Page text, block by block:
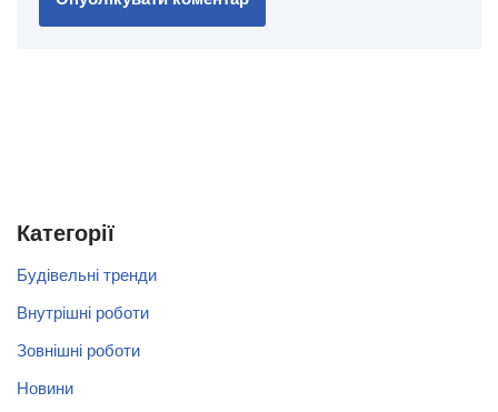
Категорії
Будівельні тренди
Внутрішні роботи
Зовнішні роботи
Новини